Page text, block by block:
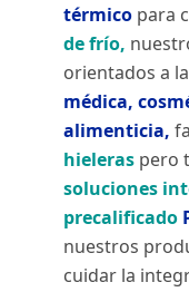
térmicopara
de frío,
orientados a
médica,
alimenticia,
hieleraspero
soluciones
precalificado
nuestros
cuidar la